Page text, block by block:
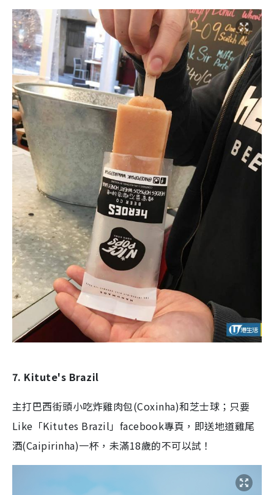
7. Kitute's Brazil
主打巴西街頭小吃炸雞肉包(Coxinha)和芝士球；只要
Like「Kitutes Brazil」facebook專頁，即送地道雞尾
酒(Caipirinha)一杯，未滿18歲的不可以試！